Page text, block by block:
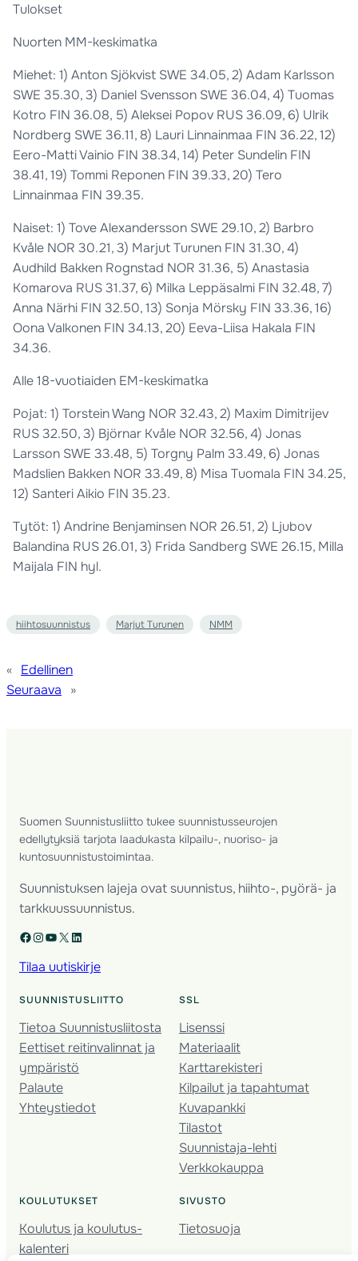
Tulokset
Nuorten MM-keskimatka
Miehet: 1) Anton Sjökvist SWE 34.05, 2) Adam Karlsson
SWE 35.30, 3) Daniel Svensson SWE 36.04, 4) Tuomas
Kotro FIN 36.08, 5) Aleksei Popov RUS 36.09, 6) Ulrik
Nordberg SWE 36.11, 8) Lauri Linnainmaa FIN 36.22, 12)
Eero-Matti Vainio FIN 38.34, 14) Peter Sundelin FIN
38.41, 19) Tommi Reponen FIN 39.33, 20) Tero
Linnainmaa FIN 39.35.
Naiset: 1) Tove Alexandersson SWE 29.10, 2) Barbro
Kvåle NOR 30.21, 3) Marjut Turunen FIN 31.30, 4)
Audhild Bakken Rognstad NOR 31.36, 5) Anastasia
Komarova RUS 31.37, 6) Milka Leppäsalmi FIN 32.48, 7)
Anna Närhi FIN 32.50, 13) Sonja Mörsky FIN 33.36, 16)
Oona Valkonen FIN 34.13, 20) Eeva-Liisa Hakala FIN
34.36.
Alle 18-vuotiaiden EM-keskimatka
Pojat: 1) Torstein Wang NOR 32.43, 2) Maxim Dimitrijev
RUS 32.50, 3) Björnar Kvåle NOR 32.56, 4) Jonas
Larsson SWE 33.48, 5) Torgny Palm 33.49, 6) Jonas
Madslien Bakken NOR 33.49, 8) Misa Tuomala FIN 34.25,
12) Santeri Aikio FIN 35.23.
Tytöt: 1) Andrine Benjaminsen NOR 26.51, 2) Ljubov
Balandina RUS 26.01, 3) Frida Sandberg SWE 26.15, Milla
Maijala FIN hyl.
hiihtosuunnistus Marjut Turunen NMM
« Edellinen
Seuraava
»
Suomen Suunnistusliitto tukee suunnistusseurojen
edellytyksiä tarjota laadukasta kilpailu-, nuoriso- ja
kuntosuunnistustoimintaa.
Suunnistuksen lajeja ovat suunnistus, hiihto-, pyörä- ja
tarkkuussuunnistus.
Facebook Instagram YouTube X LinkedIn
Tilaa uutiskirje
SUUNNISTUSLIITTO
Tietoa Suunnistusliitosta
Eettiset reitinvalinnat ja
ympäristö
Palaute
Yhteystiedot
SSL
Lisenssi
Materiaalit
Karttarekisteri
Kilpailut ja tapahtumat
Kuvapankki
Tilastot
Suunnistaja-lehti
Verkkokauppa
KOULUTUKSET
Koulutus ja koulutus­
kalenteri
SIVUSTO
Tietosuoja